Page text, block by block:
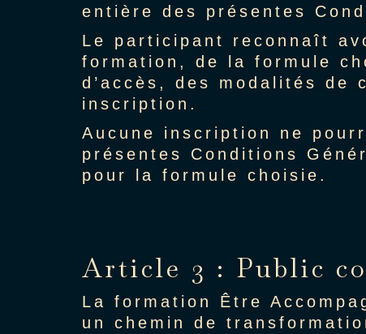
entière des présentes
Le participant reconnaît
formation, de la formule
d’accès, des modalités
inscription.
Aucune inscription ne
présentes Conditions
pour la formule choisie.
Article 3 : Public
La formation Être
un chemin de